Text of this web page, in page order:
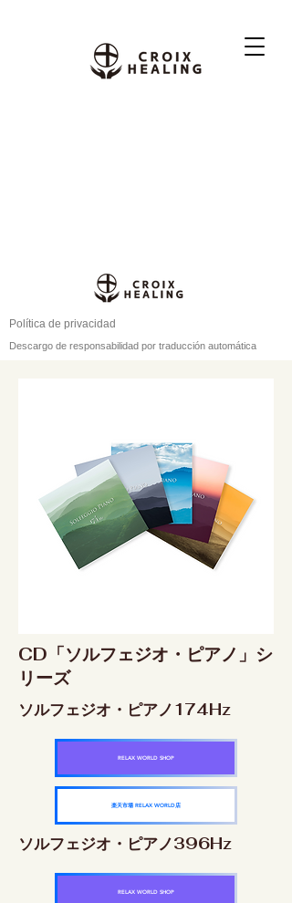
Política de privacidad
Descargo de responsabilidad por traducción automática
CD「ソルフェジオ・ピアノ」シ
リーズ
ソルフェジオ・ピアノ174Hz
RELAX WORLD SHOP
楽天市場 RELAX WORLD店
ソルフェジオ・ピアノ396Hz
RELAX WORLD SHOP